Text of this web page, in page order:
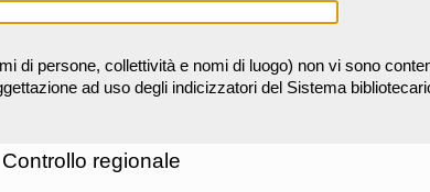
di persone, collettività e nomi di luogo) non vi sono
ad uso degli indicizzatori del Sistema
Controllo regionale